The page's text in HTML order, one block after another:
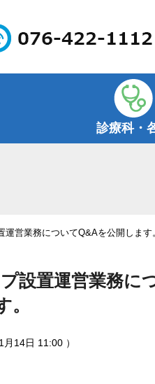
診療科・
営業務についてQ&Aを公開します
設置運営業務に
。
月14日 11:00 ）